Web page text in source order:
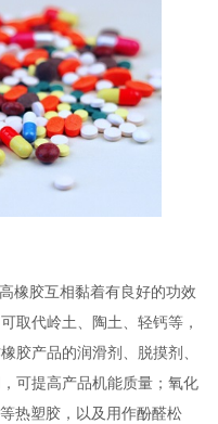
橡胶互相黏着有良好的功效
取代岭土、陶土、轻钙等，
胶产品的润滑剂、脱摸剂、
可提高产品机能质量；氧化
热塑胶，以及用作酚醛松